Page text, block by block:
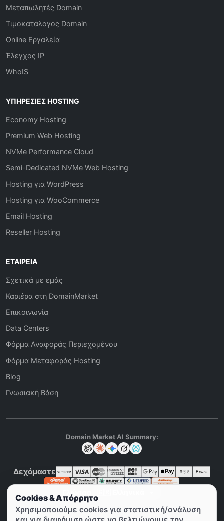
Μεταπωλητές Domain
Τιμοκατάλογος Domain
Online Εργαλεία
Έλεγχος IP
WhoIS
ΥΠΗΡΕΣΊΕΣ HOSTING
Economy Hosting
Premium Web Hosting
NVMe Performance Cloud
Semi-Dedicated NVMe Web Hosting
Hosting για WordPress
Hosting για WooCommerce
Email Hosting
Reseller Hosting
ΕΤΑΙΡΕΊΑ
Σχετικά με εμάς
Καριέρα στη DomainMarket
Επικοινωνία
Data Centers
Φόρμα Αναφοράς Περιεχομένου
Φόρμα Μεταφοράς Hosting
Blog
Γνωσιακή Βάση
Domain Market AI Summary:
Δεχόμαστε
Γλώσσα
Cookies & Απόρρητο
Χρησιμοποιούμε cookies για στατιστική/ανάλυση